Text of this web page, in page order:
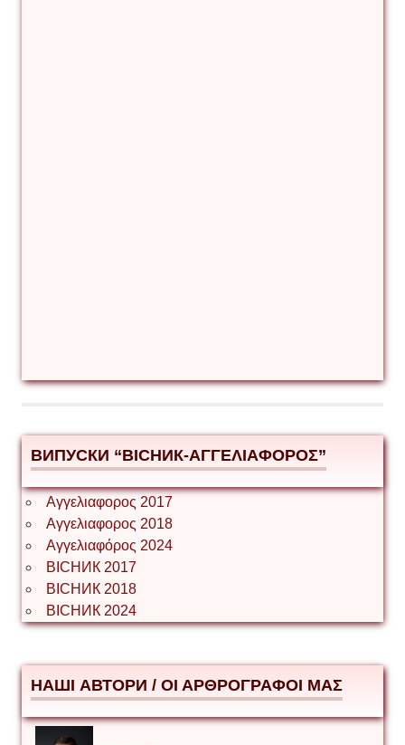
ВИПУСКИ “ВІСНИК-ΑΓΓΕΛΙΑΦΟΡΟΣ”
Αγγελιαφορος 2017
Αγγελιαφορος 2018
Αγγελιαφόρος 2024
ВІСНИК 2017
ВІСНИК 2018
ВІСНИК 2024
НАШІ АВТОРИ / ΟΙ ΑΡΘΡΟΓΡΑΦΟΙ ΜΑΣ